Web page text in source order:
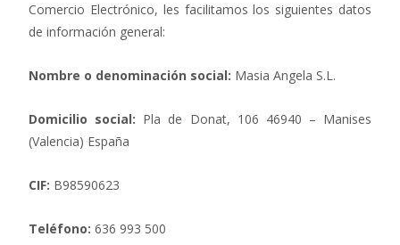
Comercio Electrónico, les facilitamos los siguientes datos
de información general:
Nombre o denominación social: Masia Angela S.L.
Domicilio social: Pla de Donat, 106 46940 – Manises
(Valencia) España
CIF: B98590623
Teléfono: 636 993 500